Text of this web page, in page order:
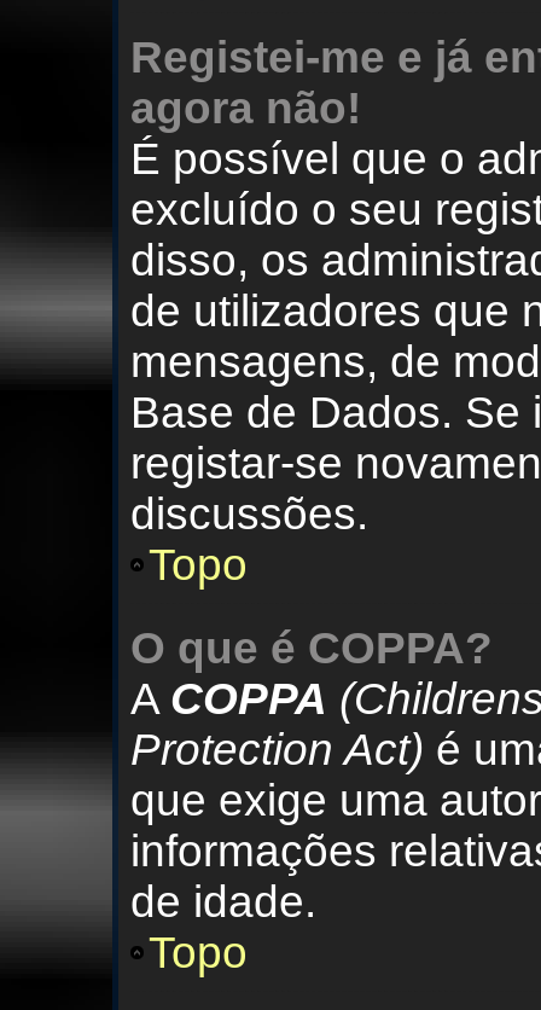
Registei-me e já
agora não!
É possível que o
excluído o seu
disso, os
de utilizadores que
mensagens, de
Base de Dados. Se
registar-se
discussões.
Topo
O que é COPPA?
A COPPA
Protection Act) é
que exige uma
informações
de idade.
Topo